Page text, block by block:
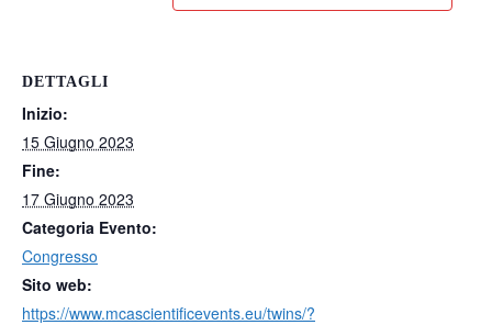
DETTAGLI
Inizio:
15 Giugno 2023
Fine:
17 Giugno 2023
Categoria Evento:
Congresso
Sito web:
https://www.mcascientificevents.eu/twins/?